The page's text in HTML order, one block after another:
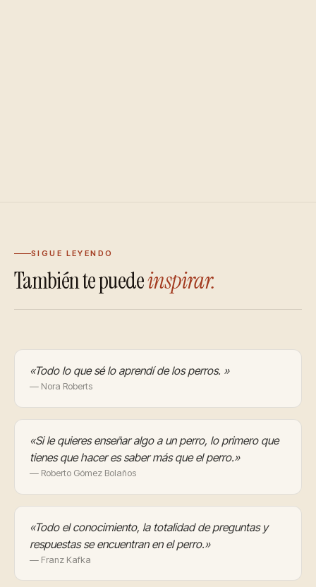
SIGUE LEYENDO
También te puedeinspirar.
«Todo lo que sé lo aprendí de los perros. »
— Nora Roberts
«Si le quieres enseñar algo a un perro, lo primero que
tienes que hacer es saber más que el perro.»
— Roberto Gómez Bolaños
«Todo el conocimiento, la totalidad de preguntas y
respuestas se encuentran en el perro.»
— Franz Kafka